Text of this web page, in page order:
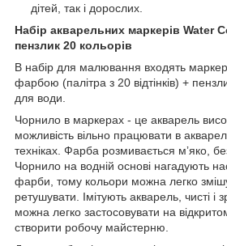
дітей, так і дорослих.
Набір акварельних маркерів Water
пензлик 20 кольорів
В набір для малювання входять
фарбою (палітра з 20 відтінків) +
для води.
Чорнило в маркерах - це акварель
можливість вільно працювати в
техніках. Фарба розмивається мʼяко,
Чорнило на водній основі нагадують
фарби, тому кольори можна легко
ретушувати. Імітують акварель, чисті і
можна легко застосовувати на
створити робочу майстерню.